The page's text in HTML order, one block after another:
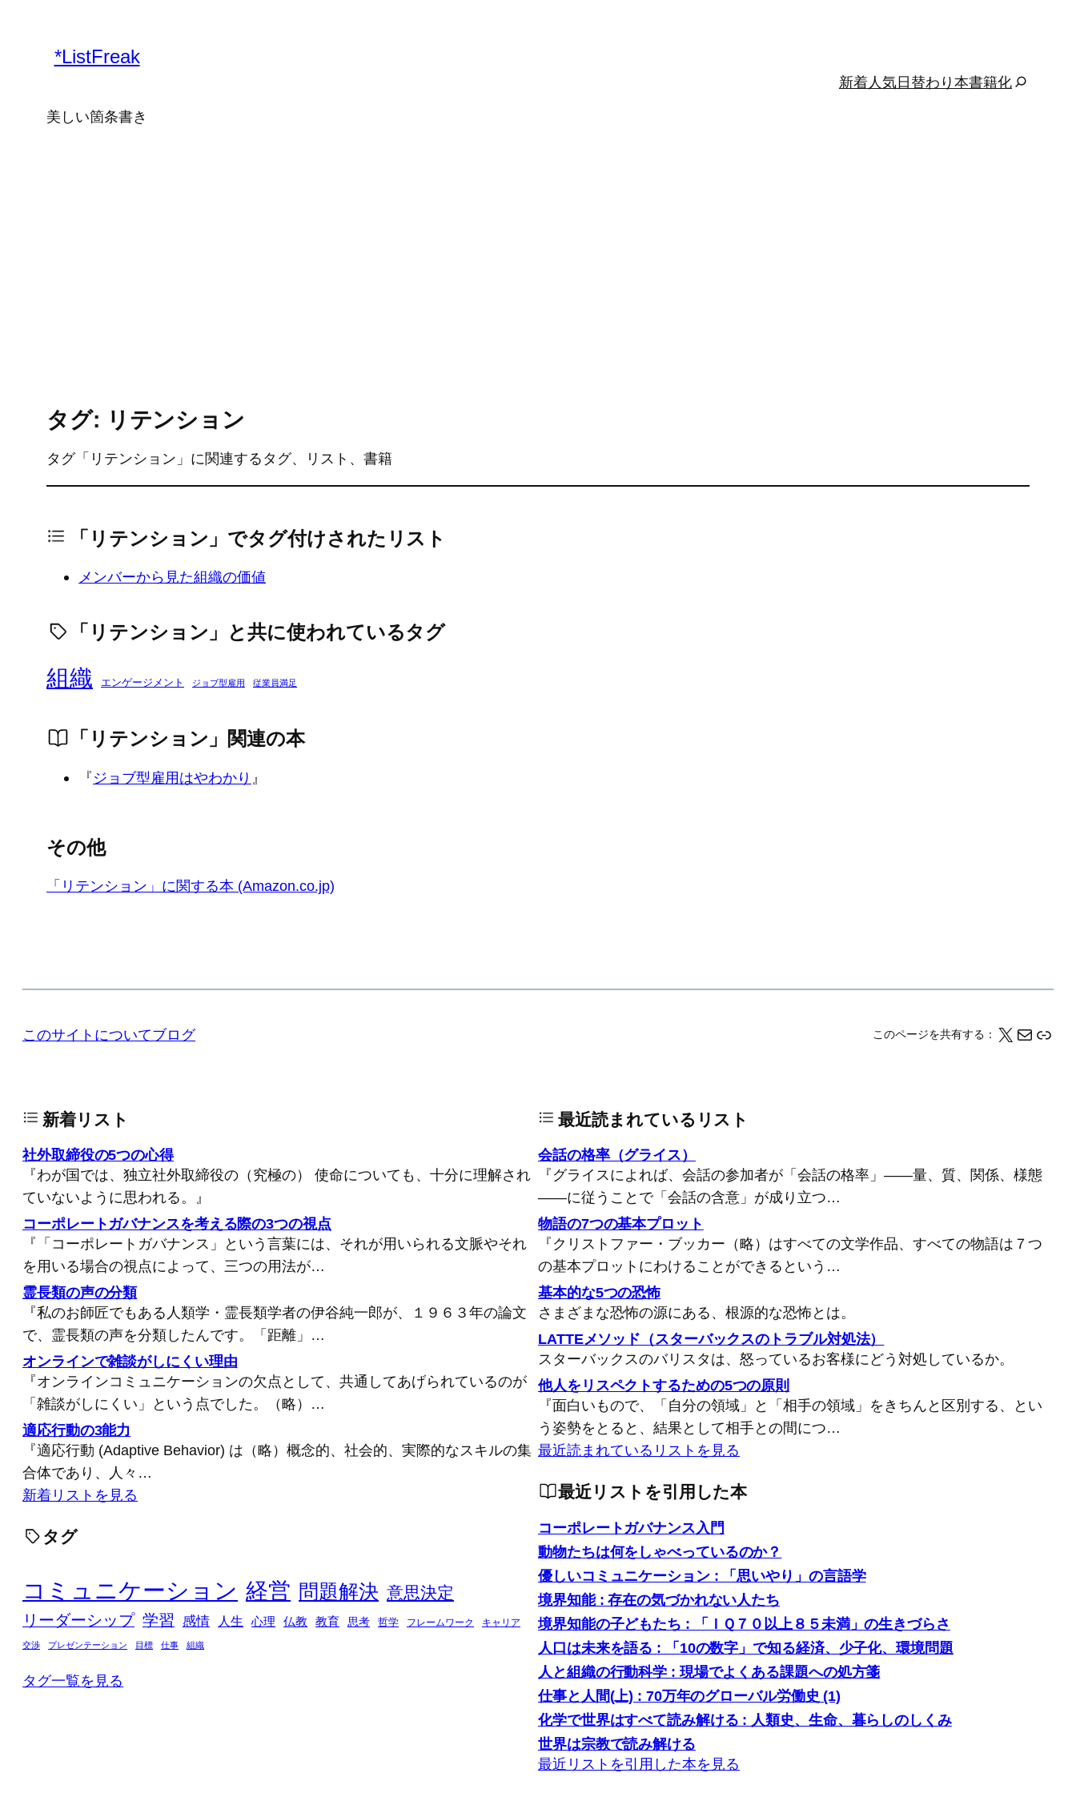
*ListFreak
美しい箇条書き
新着人気日替わり本書籍化
タグ: リテンション
タグ「リテンション」に関連するタグ、リスト、書籍
「リテンション」でタグ付けされたリスト
メンバーから見た組織の価値
「リテンション」と共に使われているタグ
組織 エンゲージメント ジョブ型雇用 従業員満足
「リテンション」関連の本
『ジョブ型雇用はやわかり 』
その他
「リテンション」に関する本 (Amazon.co.jp)
このサイトについてブログ このページを共有する： X メール このページの情報をクリップボードにコピーする
新着リスト
社外取締役の5つの心得
『わが国では、独立社外取締役の（究極の） 使命についても、十分に理解され
ていないように思われる。』
コーポレートガバナンスを考える際の3つの視点
『「コーポレートガバナンス」という言葉には、それが用いられる文脈やそれ
を用いる場合の視点によって、三つの用法が…
霊長類の声の分類
『私のお師匠でもある人類学・霊長類学者の伊谷純一郎が、１９６３年の論文
で、霊長類の声を分類したんです。「距離」…
オンラインで雑談がしにくい理由
『オンラインコミュニケーションの欠点として、共通してあげられているのが
「雑談がしにくい」という点でした。（略）…
適応行動の3能力
『適応行動 (Adaptive Behavior) は（略）概念的、社会的、実際的なスキルの集
合体であり、人々…
新着リストを見る
タグ
コミュニケーション 経営 問題解決 意思決定
リーダーシップ 学習 感情 人生 心理 仏教 教育 思考 哲学 フレームワーク キャリア
交渉 プレゼンテーション 目標 仕事 組織
タグ一覧を見る
最近読まれているリスト
会話の格率（グライス）
『グライスによれば、会話の参加者が「会話の格率」――量、質、関係、様態
――に従うことで「会話の含意」が成り立つ…
物語の7つの基本プロット
『クリストファー・ブッカー（略）はすべての文学作品、すべての物語は７つ
の基本プロットにわけることができるという…
基本的な5つの恐怖
さまざまな恐怖の源にある、根源的な恐怖とは。
LATTEメソッド（スターバックスのトラブル対処法）
スターバックスのバリスタは、怒っているお客様にどう対処しているか。
他人をリスペクトするための5つの原則
『面白いもので、「自分の領域」と「相手の領域」をきちんと区別する、とい
う姿勢をとると、結果として相手との間につ…
最近読まれているリストを見る
最近リストを引用した本
コーポレートガバナンス入門
動物たちは何をしゃべっているのか？
優しいコミュニケーション : 「思いやり」の言語学
境界知能 : 存在の気づかれない人たち
境界知能の子どもたち : 「ＩＱ７０以上８５未満」の生きづらさ
人口は未来を語る : 「10の数字」で知る経済、少子化、環境問題
人と組織の行動科学 : 現場でよくある課題への処方箋
仕事と人間(上) : 70万年のグローバル労働史 (1)
化学で世界はすべて読み解ける : 人類史、生命、暮らしのしくみ
世界は宗教で読み解ける
最近リストを引用した本を見る